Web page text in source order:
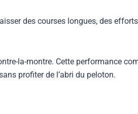
des courses longues, des
la-montre. Cette performance
profiter de l’abri du peloton.